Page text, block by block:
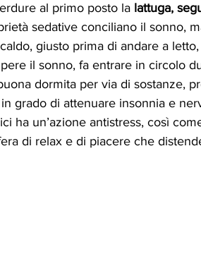
al primo posto la lattuga,
sedative conciliano il sonno,
giusto prima di andare a
il sonno, fa entrare in circolo
dormita per via di sostanze,
grado di attenuare insonnia e
ha un’azione antistress, così
di relax e di piacere che